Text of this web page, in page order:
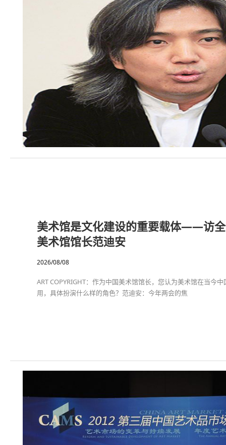
美术馆是文化建设的重要载体——访
美术馆馆长范迪安
2026/08/08
ART COPYRIGHT：作为中国美术馆馆长，您认为美术馆在当今
用，具体扮演什么样的角色？范迪安：今年两会的焦